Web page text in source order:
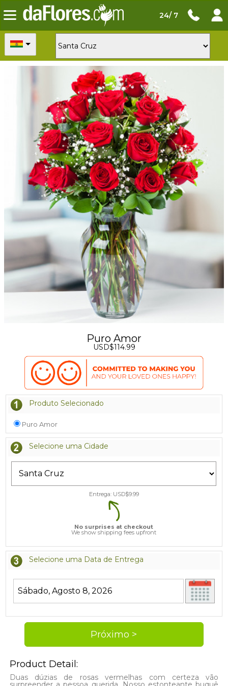
24/ 7
Puro Amor
USD$114.99
Produto Selecionado
Puro Amor
Selecione uma Cidade
Entrega: USD$9.99
No surprises at checkout
We show shipping fees upfront
Selecione uma Data de Entrega
Product Detail:
Duas dúzias de rosas vermelhas com certeza vão